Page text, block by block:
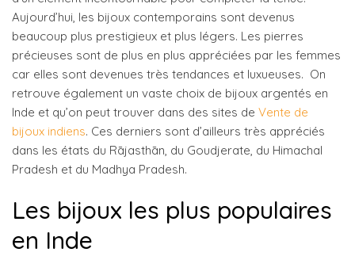
Aujourd’hui, les bijoux contemporains sont devenus
beaucoup plus prestigieux et plus légers. Les pierres
précieuses sont de plus en plus appréciées par les femmes
car elles sont devenues très tendances et luxueuses. On
retrouve également un vaste choix de bijoux argentés en
Inde et qu’on peut trouver dans des sites de Vente de
bijoux indiens. Ces derniers sont d’ailleurs très appréciés
dans les états du Rājasthān, du Goudjerate, du Himachal
Pradesh et du Madhya Pradesh.
Les bijoux les plus populaires
en Inde